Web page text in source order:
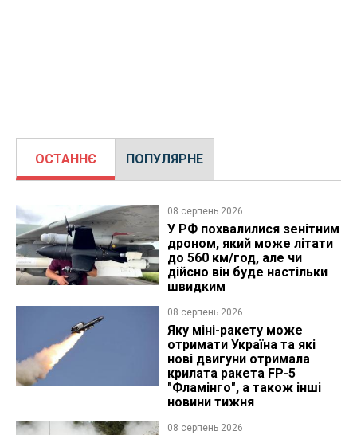
ОСТАННЄ ПОПУЛЯРНЕ
08 серпень 2026
У РФ похвалилися зенітним
дроном, який може літати
до 560 км/год, але чи
дійсно він буде настільки
швидким
08 серпень 2026
Яку міні-ракету може
отримати Україна та які
нові двигуни отримала
крилата ракета FP-5
"Фламінго", а також інші
новини тижня
08 серпень 2026